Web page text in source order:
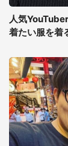
人気
着たい服を着